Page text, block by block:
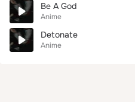
Be A God
Anime
Detonate
Anime